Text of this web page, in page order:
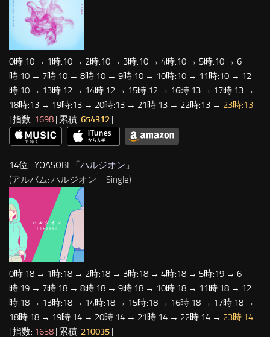
0時:10 → 1時:10 → 2時:10 → 3時:10 → 4時:10 → 5時:10 → 6
時:10 → 7時:10 → 8時:10 → 9時:10 → 10時:10 → 11時:10 → 12
時:10 → 13時:12 → 14時:12 → 15時:12 → 16時:13 → 17時:13 →
18時:13 → 19時:13 → 20時:13 → 21時:13 → 22時:13 → 23時:13
| 指数: 1698 | 累積: 654312 |
14位…YOASOBI 「 ハルジオン 」
(アルバム: ハルジオン – Single)
0時:18 → 1時:18 → 2時:18 → 3時:18 → 4時:18 → 5時:19 → 6
時:19 → 7時:18 → 8時:18 → 9時:18 → 10時:18 → 11時:18 → 12
時:18 → 13時:18 → 14時:18 → 15時:18 → 16時:18 → 17時:18 →
18時:18 → 19時:14 → 20時:14 → 21時:14 → 22時:14 → 23時:14
| 指数: 1658 | 累積: 210035